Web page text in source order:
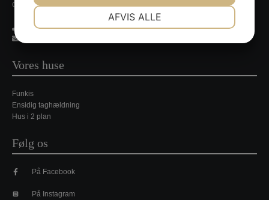
CVR. nr. 35648429
21 35 49 44
Vores huse
Funkis
Ensidig taghældning
Hus i 2 plan
Følg os
På Facebook
På Instagram
AFVIS ALLE